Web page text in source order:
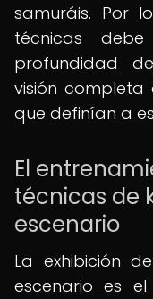
samuráis. Por
técnicas
profundidad
visión completa
que definían a
El
técnicas de
escenario
La exhibición
escenario es